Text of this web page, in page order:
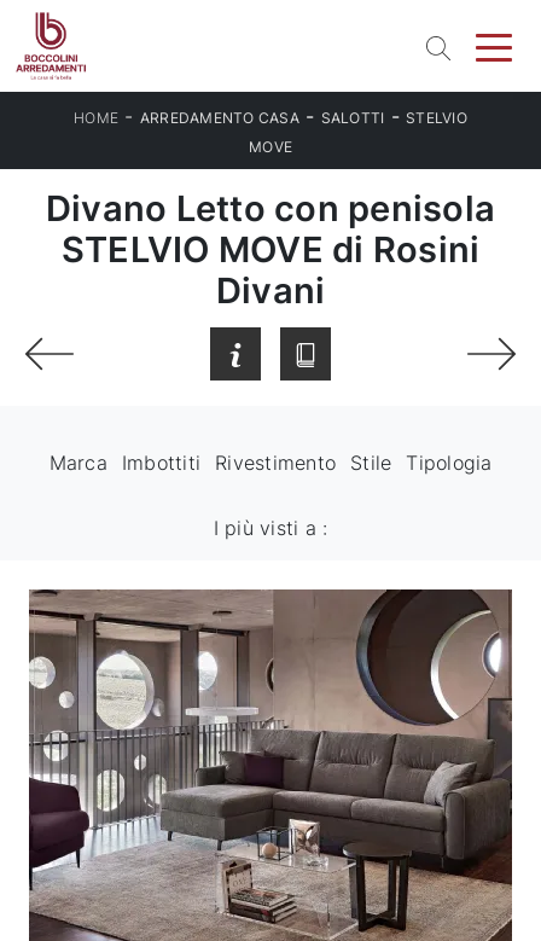
HOME - ARREDAMENTO CASA- SALOTTI - STELVIO
MOVE
Divano Letto con penisola
STELVIO MOVE di Rosini
Divani
Marca Imbottiti Rivestimento Stile Tipologia
I più visti a :